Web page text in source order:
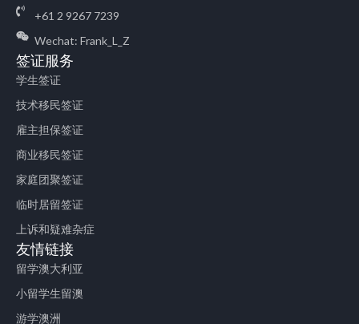
+61 2 9267 7239
Wechat: Frank_L_Z
签证服务
学生签证
技术移民签证
雇主担保签证
商业移民签证
家庭团聚签证
临时居留签证
上诉和疑难杂症
友情链接
留学澳大利亚
小留学生留澳
游学澳洲